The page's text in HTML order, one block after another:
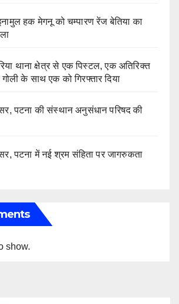
हक मेगनू को चम्पारण रेंज बेतिया का
थाना क्षेत्र से एक पिस्टल, एक अतिरिक्त
के साथ एक को गिरफ्तार दिया
पटना की संस्थान अनुसंधान परिषद की
पटना में नई श्रम संहिता पर जागरुकता
show.